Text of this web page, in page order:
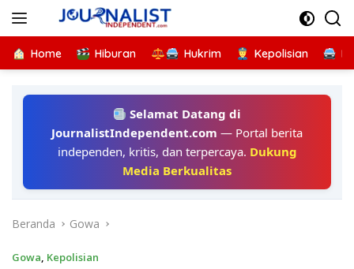
Home Hiburan Hukrim Kepolisian
Selamat Datang di
JournalistIndependent.com — Portal berita
independen, kritis, dan terpercaya. Dukung
Media Berkualitas
Beranda Gowa
Gowa, Kepolisian